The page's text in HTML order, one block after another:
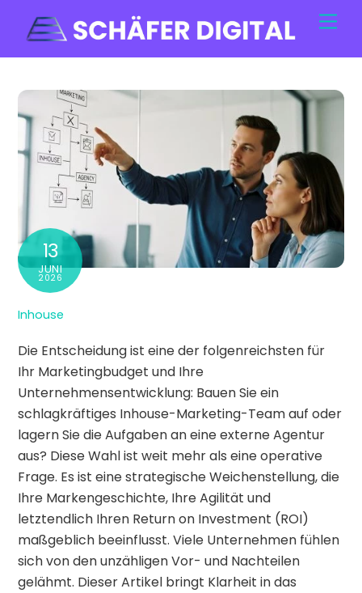
13
JUNI
2026
Inhouse
Die Entscheidung ist eine der folgenreichsten für
Ihr Marketingbudget und Ihre
Unternehmensentwicklung: Bauen Sie ein
schlagkräftiges Inhouse-Marketing-Team auf oder
lagern Sie die Aufgaben an eine externe Agentur
aus? Diese Wahl ist weit mehr als eine operative
Frage. Es ist eine strategische Weichenstellung, die
Ihre Markengeschichte, Ihre Agilität und
letztendlich Ihren Return on Investment (ROI)
maßgeblich beeinflusst. Viele Unternehmen fühlen
sich von den unzähligen Vor- und Nachteilen
gelähmt. Dieser Artikel bringt Klarheit in das